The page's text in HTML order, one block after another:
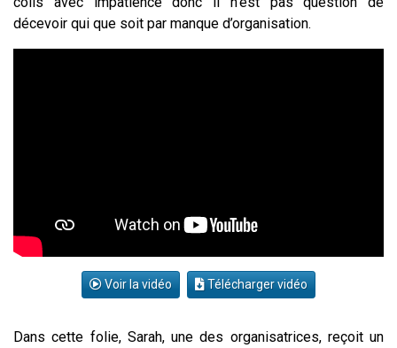
décevoir qui que soit par manque d’organisation.
Voir la vidéo Télécharger vidéo
Dans cette folie, Sarah, une des organisatrices, reçoit un